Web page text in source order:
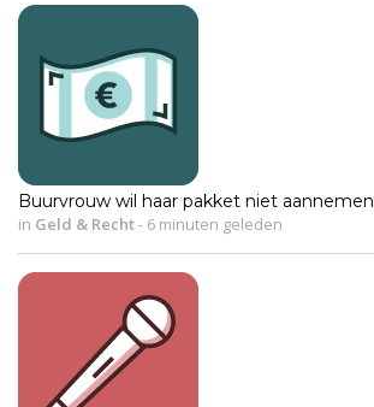
Buurvrouw wil haar pakket niet aannemen
in Geld & Recht- 6 minuten geleden